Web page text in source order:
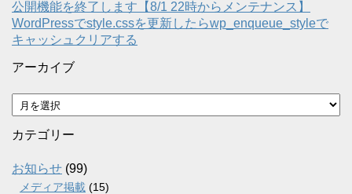
公開機能を終了します【8/1 22時からメンテナンス】
WordPressでstyle.cssを更新したらwp_enqueue_styleで
キャッシュクリアする
アーカイブ
ア
ー
カ
ブ
カテゴリー
お知らせ (99)
メディア掲載 (15)